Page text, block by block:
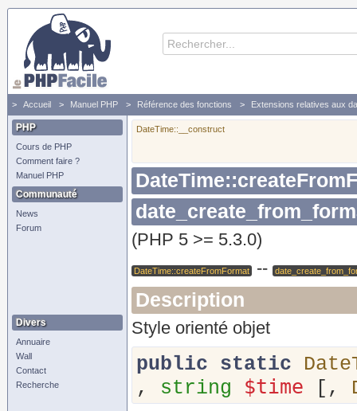
Accueil Manuel PHP Référence des fonctions Extensions relatives aux
PHP
Cours de PHP
Comment faire ?
Manuel PHP
Communauté
News
Forum
Divers
Annuaire
Wall
Contact
Recherche
DateTime::__construct
(PHP 5 >= 5.3.0)
DateTime::createFromFormat --
Description
Style orienté objet
public static
, string $time [,